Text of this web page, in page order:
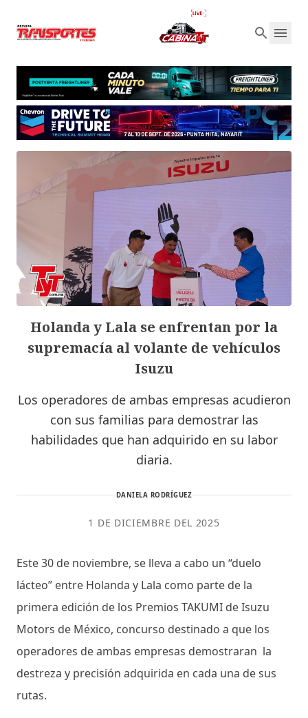
Holanda y Lala se enfrentan por la
supremacía al volante de vehículos
Isuzu
Los operadores de ambas empresas acudieron
con sus familias para demostrar las
habilidades que han adquirido en su labor
diaria.
DANIELA RODRÍGUEZ
1 DE DICIEMBRE DEL 2025
Este 30 de noviembre, se lleva a cabo un “duelo
lácteo” entre Holanda y Lala como parte de la
primera edición de los Premios TAKUMI de Isuzu
Motors de México, concurso destinado a que los
operadores de ambas empresas demostraran la
destreza y precisión adquirida en cada una de sus
rutas.